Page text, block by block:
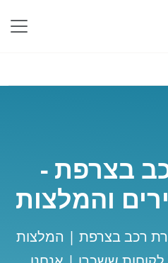
בצרפת -
והמלצות
רכב בצרפת | המלצות